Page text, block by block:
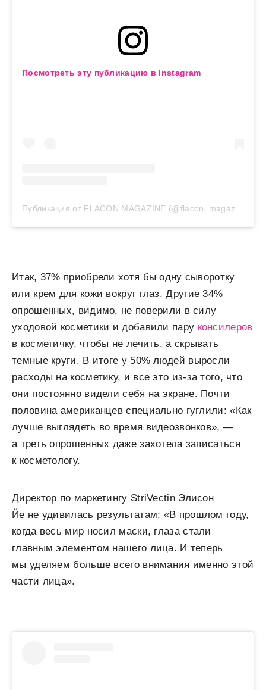
Посмотреть эту публикацию в Instagram
Итак, 37% приобрели хотя бы одну сыворотку
или крем для кожи вокруг глаз. Другие 34%
опрошенных, видимо, не поверили в силу
уходовой косметики и добавили пару консилеров
в косметичку, чтобы не лечить, а скрывать
темные круги. В итоге у 50% людей выросли
расходы на косметику, и все это из-за того, что
они постоянно видели себя на экране. Почти
половина американцев специально гуглили: «Как
лучше выглядеть во время видеозвонков», —
а треть опрошенных даже захотела записаться
к косметологу.
Директор по маркетингу StriVectin Элисон
Йе не удивилась результатам: «В прошлом году,
когда весь мир носил маски, глаза стали
главным элементом нашего лица. И теперь
мы уделяем больше всего внимания именно этой
части лица».